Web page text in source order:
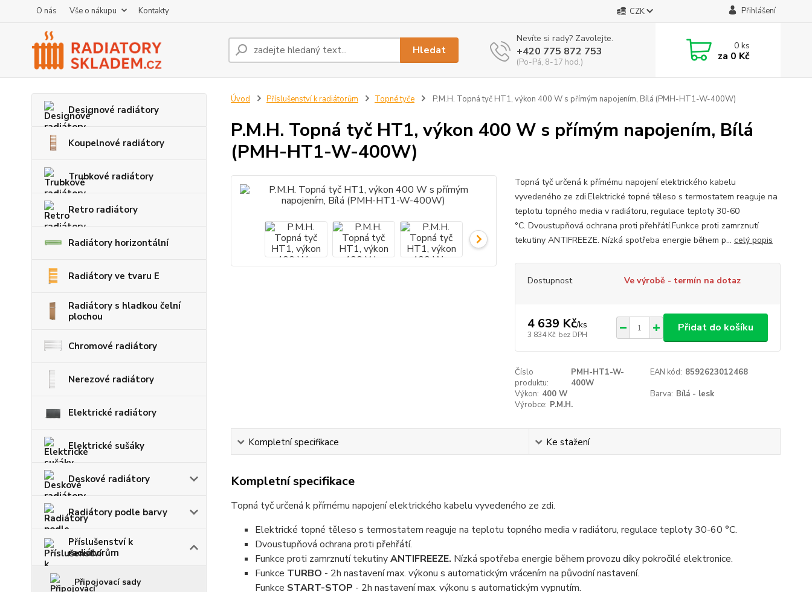
O nás Vše o nákupu Kontakty CZK Přihlášení
Hledat
Nevíte si rady? Zavolejte.
+420 775 872 753
(Po-Pá, 8-17 hod.)
0ks
za 0 Kč
Designové radiátory
Koupelnové radiátory
Trubkové radiátory
Retro radiátory
Radiátory horizontální
Radiátory ve tvaru E
Radiátory s hladkou čelní
plochou
Chromové radiátory
Nerezové radiátory
Elektrické radiátory
Elektrické sušáky
Deskové radiátory
Radiátory podle barvy
Příslušenství k
radiátorům
Připojovací sady
Úvod Příslušenství k radiátorům Topné tyče P.M.H. Topná tyč HT1, výkon 400 W s přímým napojením, Bílá (PMH-HT1-W-400W)
P.M.H. Topná tyč HT1, výkon 400 W s přímým napojením, Bílá
(PMH-HT1-W-400W)
Topná tyč určená k přímému napojení elektrického kabelu
vyvedeného ze zdi.Elektrické topné těleso s termostatem reaguje na
teplotu topného media v radiátoru, regulace teploty 30-60
°C. Dvoustupňová ochrana proti přehřátí.Funkce proti zamrznutí
tekutiny ANTIFREEZE. Nízká spotřeba energie během p... celý popis
Dostupnost Ve výrobě - termín na dotaz
4 639 Kč/ks
3 834 Kč bez DPH
Přidat do košíku
Číslo
produktu:
PMH-HT1-W-
400W
EAN kód: 8592623012468
Výkon: 400 W Barva: Bílá - lesk
Výrobce: P.M.H.
Kompletní specifikace Ke stažení
Kompletní specifikace
Topná tyč určená k přímému napojení elektrického kabelu vyvedeného ze zdi.
Elektrické topné těleso s termostatem reaguje na teplotu topného media v radiátoru, regulace teploty 30-60 °C.
Dvoustupňová ochrana proti přehřátí.
Funkce proti zamrznutí tekutinyANTIFREEZE. Nízká spotřeba energie během provozu díky pokročilé elektronice.
Funkce TURBO - 2h nastavení max. výkonu s automatickým vrácením na původní nastavení.
Funkce START-STOP - 2h nastavení max. výkonu s automatickým vypnutím.